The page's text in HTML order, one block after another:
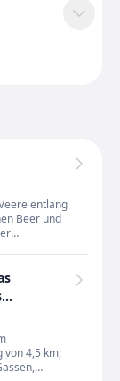
entlang
Beer und
von 4,5 km,